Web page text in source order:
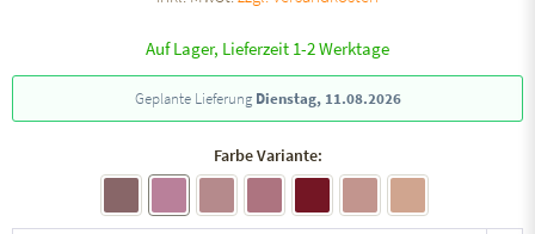
Auf Lager, Lieferzeit 1-2 Werktage
Geplante Lieferung Dienstag, 11.08.2026
Farbe Variante: